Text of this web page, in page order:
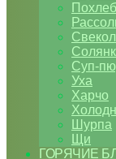
Суп-
Уха
Харчо
Шурпа
Щи
ГОРЯЧИЕ